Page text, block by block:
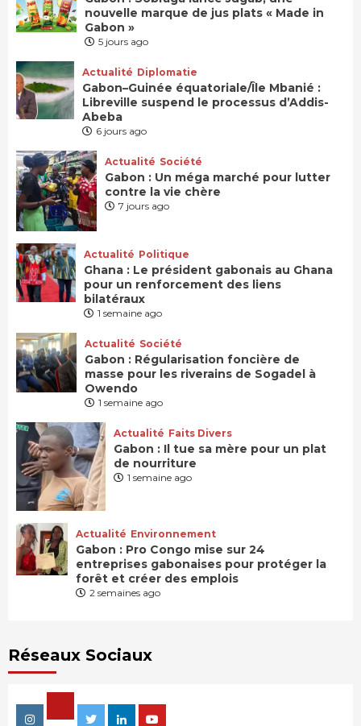
nouvelle marque de jus plats « Made in
Gabon »
5 jours ago
Actualité Diplomatie
Gabon–Guinée équatoriale/Île Mbanié :
Libreville suspend le processus d’Addis-
Abeba
6 jours ago
Actualité Société
Gabon : Un méga marché pour lutter
contre la vie chère
7 jours ago
Actualité Politique
Ghana : Le président gabonais au Ghana
pour un renforcement des liens
bilatéraux
1 semaine ago
Actualité Société
Gabon : Régularisation foncière de
masse pour les riverains de Sogadel à
Owendo
1 semaine ago
Actualité Faits Divers
Gabon : Il tue sa mère pour un plat
de nourriture
1 semaine ago
Actualité Environnement
Gabon : Pro Congo mise sur 24
entreprises gabonaises pour protéger la
forêt et créer des emplois
2 semaines ago
Réseaux Sociaux
Instagram
Facebook
TwitterLinkedin